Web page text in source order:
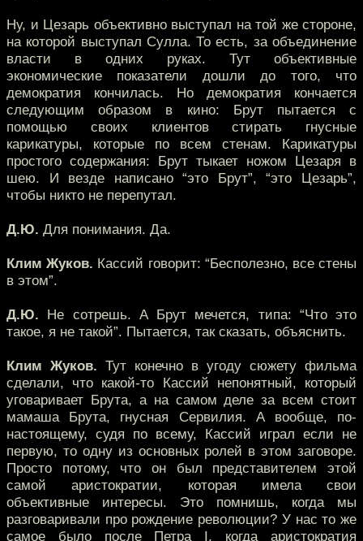
Ну, и Цезарь объективно выступал на той же стороне,
на которой выступал Сулла. То есть, за объединение
власти в одних руках. Тут объективные
экономические показатели дошли до того, что
демократия кончилась. Но демократия кончается
следующим образом в кино: Брут пытается с
помощью своих клиентов стирать гнусные
карикатуры, которые по всем стенам. Карикатуры
простого содержания: Брут тыкает ножом Цезаря в
шею. И везде написано “это Брут”, “это Цезарь”,
чтобы никто не перепутал.
Д.Ю. Для понимания. Да.
Клим Жуков. Кассий говорит: “Бесполезно, все стены
в этом”.
Д.Ю. Не сотрешь. А Брут мечется, типа: “Что это
такое, я не такой”. Пытается, так сказать, объяснить.
Клим Жуков. Тут конечно в угоду сюжету фильма
сделали, что какой-то Кассий непонятный, который
уговаривает Брута, а на самом деле за всем стоит
мамаша Брута, гнусная Сервилия. А вообще, по-
настоящему, судя по всему, Кассий играл если не
первую, то одну из основных ролей в этом заговоре.
Просто потому, что он был представителем этой
самой аристократии, которая имела свои
объективные интересы. Это помнишь, когда мы
разговаривали про рождение революции? У нас то же
самое было после Петра I, когда аристократия